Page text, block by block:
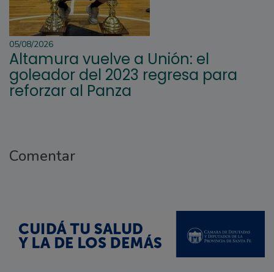
05/08/2026
Altamura vuelve a Unión: el
goleador del 2023 regresa para
reforzar al Panza
Comentar